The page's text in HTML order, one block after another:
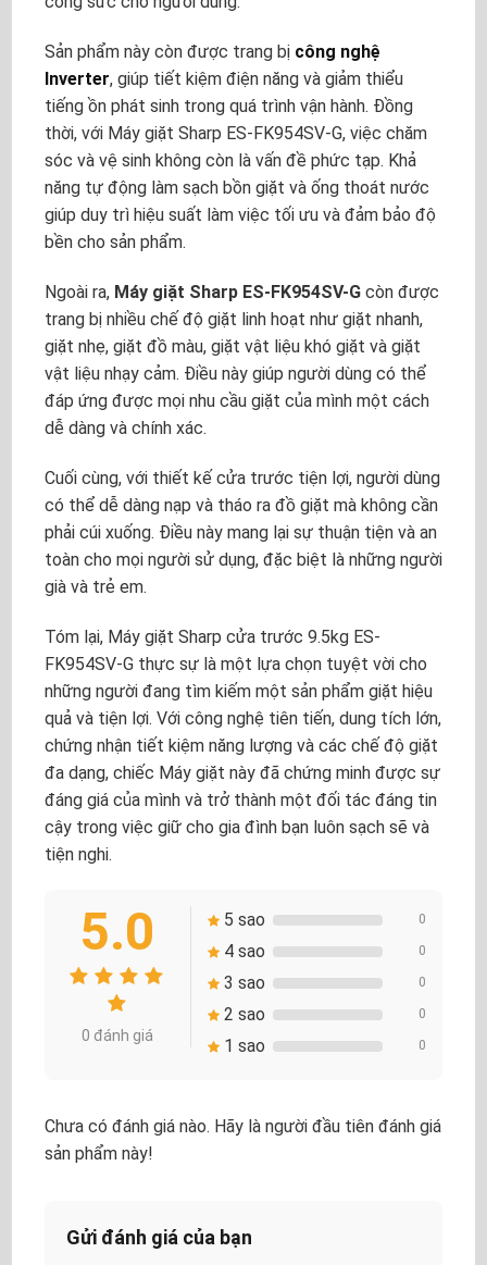
Sản phẩm này còn được trang bị công nghệ
Inverter, giúp tiết kiệm điện năng và giảm thiểu
tiếng ồn phát sinh trong quá trình vận hành. Đồng
thời, với Máy giặt Sharp ES-FK954SV-G, việc chăm
sóc và vệ sinh không còn là vấn đề phức tạp. Khả
năng tự động làm sạch bồn giặt và ống thoát nước
giúp duy trì hiệu suất làm việc tối ưu và đảm bảo độ
bền cho sản phẩm.
Ngoài ra, Máy giặt Sharp ES-FK954SV-G còn được
trang bị nhiều chế độ giặt linh hoạt như giặt nhanh,
giặt nhẹ, giặt đồ màu, giặt vật liệu khó giặt và giặt
vật liệu nhạy cảm. Điều này giúp người dùng có thể
đáp ứng được mọi nhu cầu giặt của mình một cách
dễ dàng và chính xác.
Cuối cùng, với thiết kế cửa trước tiện lợi, người dùng
có thể dễ dàng nạp và tháo ra đồ giặt mà không cần
phải cúi xuống. Điều này mang lại sự thuận tiện và an
toàn cho mọi người sử dụng, đặc biệt là những người
già và trẻ em.
Tóm lại, Máy giặt Sharp cửa trước 9.5kg ES-
FK954SV-G thực sự là một lựa chọn tuyệt vời cho
những người đang tìm kiếm một sản phẩm giặt hiệu
quả và tiện lợi. Với công nghệ tiên tiến, dung tích lớn,
chứng nhận tiết kiệm năng lượng và các chế độ giặt
đa dạng, chiếc Máy giặt này đã chứng minh được sự
đáng giá của mình và trở thành một đối tác đáng tin
cậy trong việc giữ cho gia đình bạn luôn sạch sẽ và
tiện nghi.
5.0
0 đánh giá
5 sao 0
4 sao 0
3 sao 0
2 sao 0
1 sao 0
Chưa có đánh giá nào. Hãy là người đầu tiên đánh giá
sản phẩm này!
Gửi đánh giá của bạn